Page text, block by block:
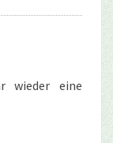
wieder eine